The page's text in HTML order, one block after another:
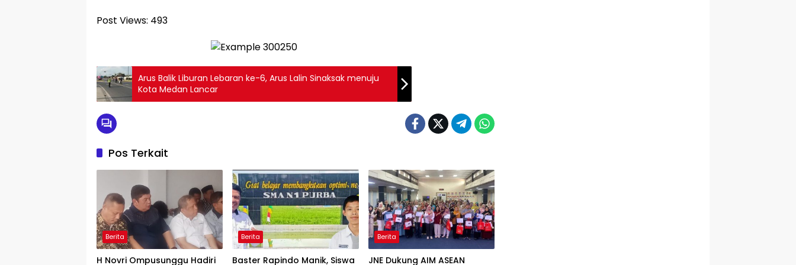
Post Views: 493
Arus Balik Liburan Lebaran ke-6, Arus Lalin Sinaksak menuju
Kota Medan Lancar
Pos Terkait
Berita
H Novri Ompusunggu Hadiri
Berita
Baster Rapindo Manik, Siswa
Berita
JNE Dukung AIM ASEAN